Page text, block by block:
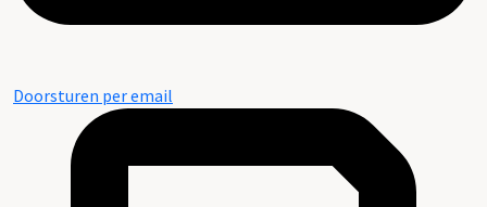
Doorsturen per email